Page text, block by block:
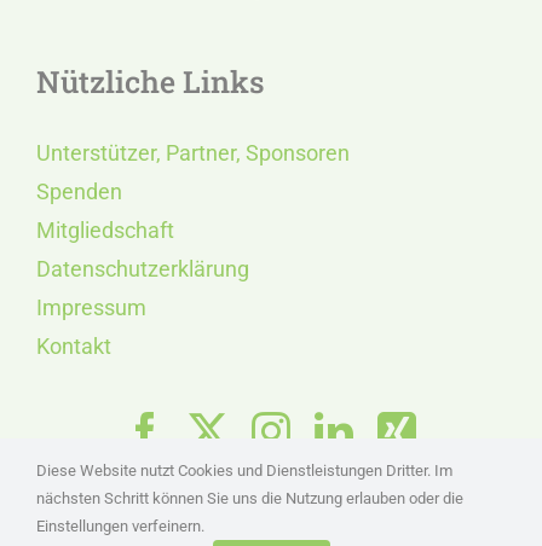
Nützliche Links
Unterstützer, Partner, Sponsoren
Spenden
Mitgliedschaft
Datenschutzerklärung
Impressum
Kontakt
Diese Website nutzt Cookies und Dienstleistungen Dritter. Im
nächsten Schritt können Sie uns die Nutzung erlauben oder die
Einstellungen verfeinern.